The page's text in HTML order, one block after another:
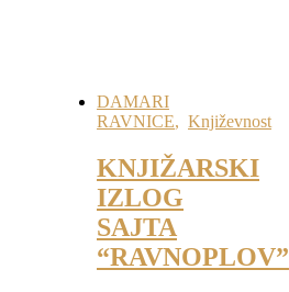
DAMARI
RAVNICE, Književnost
KNJIŽARSKI
IZLOG
SAJTA
“RAVNOPLOV”